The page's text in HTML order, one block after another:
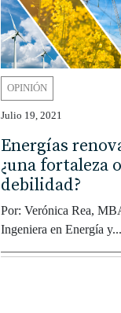
OPINIÓN
Julio 19, 2021
Energías
¿una fortaleza
debilidad?
Por: Verónica Rea,
Ingeniera en Energía y...